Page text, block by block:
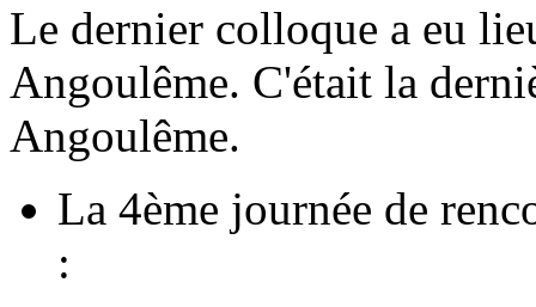
Le dernier colloque a eu
Angoulême. C'était la
Angoulême.
La 4ème journée de
: